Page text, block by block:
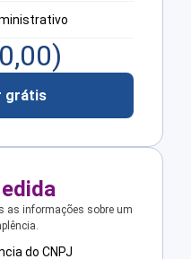
0,00)
grátis
as informações sobre um
do CNPJ